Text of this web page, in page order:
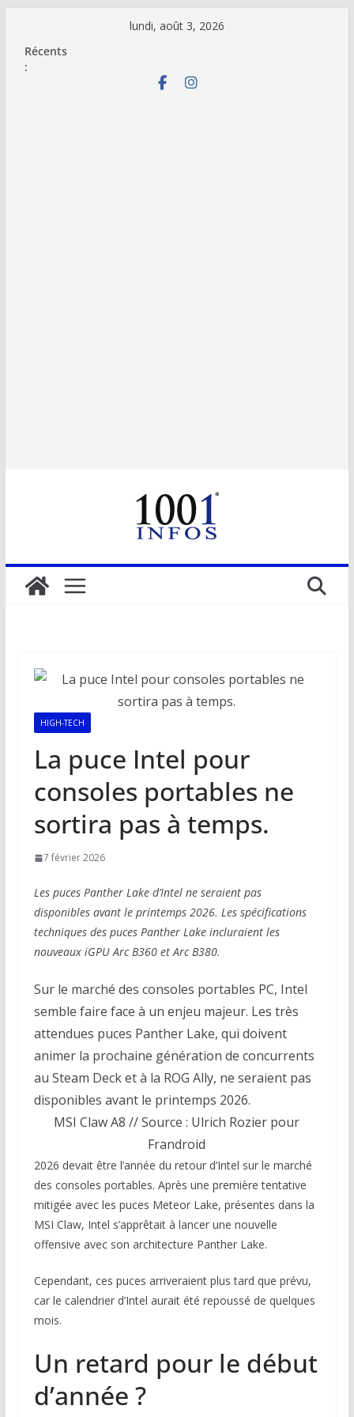
contenu
lundi, août 3, 2026
Récents
:
HIGH-TECH
La puce Intel pour
consoles portables ne
sortira pas à temps.
7 février 2026
Les puces Panther Lake d’Intel ne seraient pas
disponibles avant le printemps 2026. Les spécifications
techniques des puces Panther Lake incluraient les
nouveaux iGPU Arc B360 et Arc B380.
Sur le marché des consoles portables PC, Intel
semble faire face à un enjeu majeur. Les très
attendues puces Panther Lake, qui doivent
animer la prochaine génération de concurrents
au Steam Deck et à la ROG Ally, ne seraient pas
disponibles avant le printemps 2026.
MSI Claw A8 // Source : Ulrich Rozier pour
Frandroid
2026 devait être l’année du retour d’Intel sur le marché
des consoles portables. Après une première tentative
mitigée avec les puces Meteor Lake, présentes dans la
MSI Claw, Intel s’apprêtait à lancer une nouvelle
offensive avec son architecture Panther Lake.
Cependant, ces puces arriveraient plus tard que prévu,
car le calendrier d’Intel aurait été repoussé de quelques
mois.
Un retard pour le début
d’année ?